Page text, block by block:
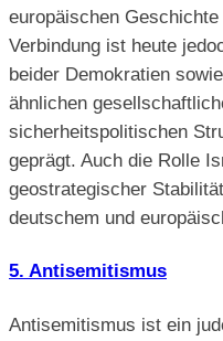
europäischen
Verbindung ist heute
beider Demokratien
ähnlichen
sicherheitspolitischen
geprägt. Auch die Rolle
geostrategischer
deutschem und
5. Antisemitismus
Antisemitismus ist ein